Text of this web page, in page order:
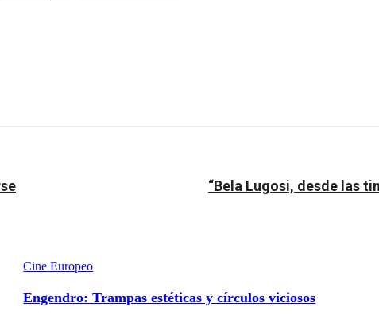
“Bela Lugosi, desde las
Cine Europeo
Engendro: Trampas estéticas y círculos viciosos